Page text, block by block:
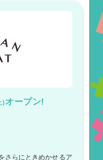
)オープン!
さらにときめかせるア